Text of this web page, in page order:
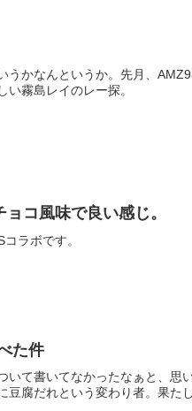
うかなんというか。先月、
霧島レイのレー探。
コ風味で良い感じ。
ラボです。
た件
て書いてなかったなぁと、思
豆腐だれという変わり者。果た